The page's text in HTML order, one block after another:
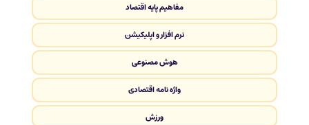
مفاهیم پایه اقتصاد
نرم افزار و اپلیکیشن
هوش مصنوعی
واژه نامه اقتصادی
ورزش